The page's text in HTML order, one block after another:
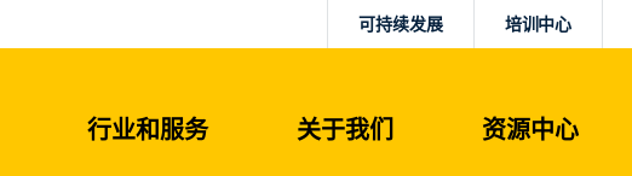
行业和服务 关于我们 资源中心
可持续发展 培训中心